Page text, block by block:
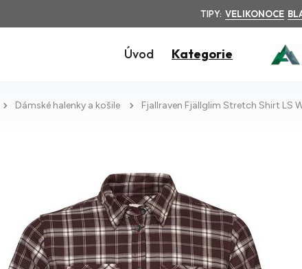
TIPY: VELIKONOCE
Úvod Kategorie
Dámské halenky a košile Fjallraven Fjällglim Stretch Shirt LS